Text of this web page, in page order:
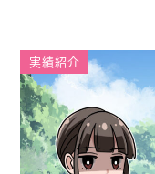
実績紹介